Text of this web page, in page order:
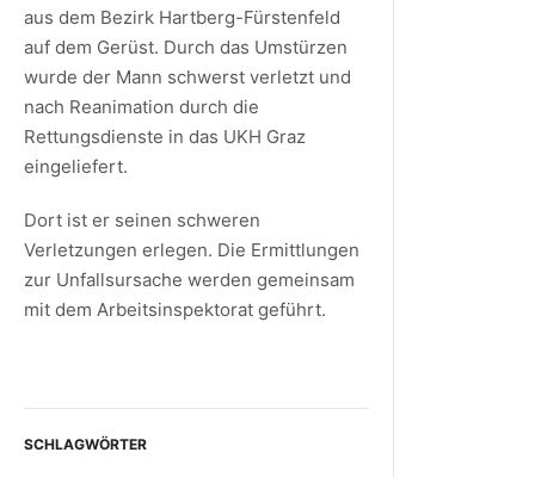
aus dem Bezirk Hartberg-Fürstenfeld
auf dem Gerüst. Durch das Umstürzen
wurde der Mann schwerst verletzt und
nach Reanimation durch die
Rettungsdienste in das UKH Graz
eingeliefert.
Dort ist er seinen schweren
Verletzungen erlegen. Die Ermittlungen
zur Unfallsursache werden gemeinsam
mit dem Arbeitsinspektorat geführt.
SCHLAGWÖRTER